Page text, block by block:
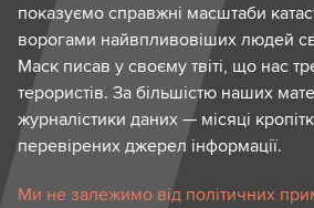
показуємо справжні масштаби
ворогами найвпливовіших людей
Маск писав у своєму твіті, що нас
терористів. За більшістю наших
журналістики даних — місяці
перевірених джерел інформації.
Ми не залежимо від політичних